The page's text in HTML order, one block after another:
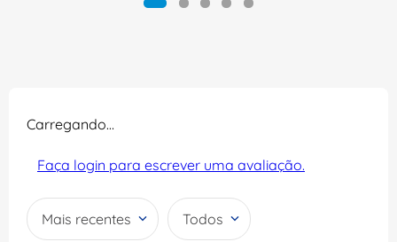
Carregando…
Faça login para escrever uma avaliação.
Mais recentes Todos